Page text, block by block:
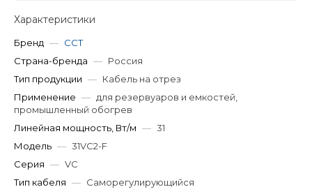
Характеристики
Бренд — ССТ
Страна-бренда — Россия
Тип продукции — Кабель на отрез
Применение — для резервуаров и емкостей,
промышленный обогрев
Линейная мощность, Вт/м — 31
Модель — 31VC2-F
Серия — VC
Тип кабеля — Саморегулирующийся